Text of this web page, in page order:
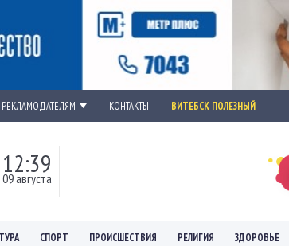
РЕКЛАМОДАТЕЛЯМ КОНТАКТЫ ВИТЕБСК ПОЛЕЗНЫЙ
12:39
09 августа
СПОРТ ПРОИСШЕСТВИЯ РЕЛИГИЯ ЗДОРОВЬЕ